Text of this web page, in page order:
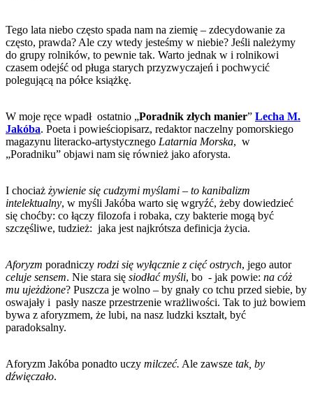
Tego lata niebo często spada nam na ziemię – zdecydowanie za
często, prawda? Ale czy wtedy jesteśmy w niebie? Jeśli należymy
do grupy rolników, to pewnie tak. Warto jednak w i rolnikowi
czasem odejść od pługa starych przyzwyczajeń i pochwycić
polegującą na półce książkę.
W moje ręce wpadł ostatnio „Poradnik złych manier” Lecha M.
Jakóba. Poeta i powieściopisarz, redaktor naczelny pomorskiego
magazynu literacko-artystycznego Latarnia Morska, w
„Poradniku” objawi nam się również jako aforysta.
I chociaż żywienie się cudzymi myślami – to kanibalizm
intelektualny, w myśli Jakóba warto się wgryźć, żeby dowiedzieć
się choćby: co łączy filozofa i robaka, czy bakterie mogą być
szczęśliwe, tudzież: jaka jest najkrótsza definicja życia.
Aforyzm poradniczy rodzi się wyłącznie z cięć ostrych, jego autor
celuje sensem. Nie stara się siodłać myśli, bo - jak powie: na cóż
mu ujeżdżone? Puszcza je wolno – by gnały co tchu przed siebie, by
oswajały i pasły nasze przestrzenie wrażliwości. Tak to już bowiem
bywa z aforyzmem, że lubi, na nasz ludzki kształt, być
paradoksalny.
Aforyzm Jakóba ponadto uczy milczeć. Ale zawsze tak, by
dźwięczało.